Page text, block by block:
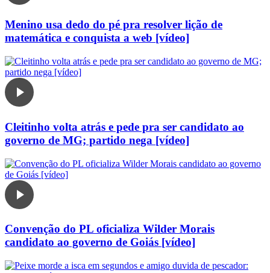
Menino usa dedo do pé pra resolver lição de
matemática e conquista a web [vídeo]
Cleitinho volta atrás e pede pra ser candidato ao
governo de MG; partido nega [vídeo]
Convenção do PL oficializa Wilder Morais
candidato ao governo de Goiás [vídeo]